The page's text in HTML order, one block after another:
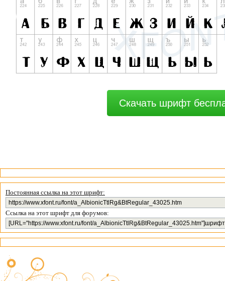
Скачать шрифт
Постоянная ссылка на этот шрифт:
Ссылка на этот шрифт для форумов: